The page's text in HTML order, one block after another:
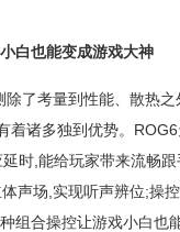
白也能变成游戏大神
除了考量到性能、散热
着诸多独到优势。
时,能给玩家带来流畅
声场,实现听声辨位;操
组合操控让游戏小白也